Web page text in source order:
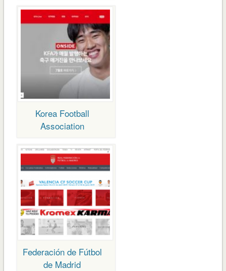
Korea Football
Association
Federación de Fútbol
de Madrid